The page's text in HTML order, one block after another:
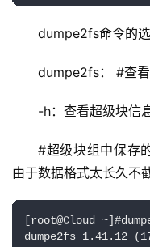
dumpe2fs命令的
dumpe2fs： #查
-h：查看超级块信
#超级块组中保存
由于数据格式太长久不
[root@Cloud
dumpe2fs 1.41.12